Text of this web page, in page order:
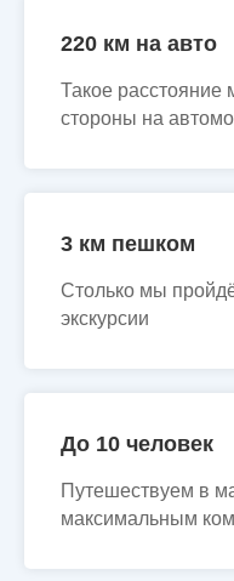
220 км на авто
Такое
стороны на
3 км пешком
Столько мы
экскурсии
До 10 человек
Путешествуем в
максимальным